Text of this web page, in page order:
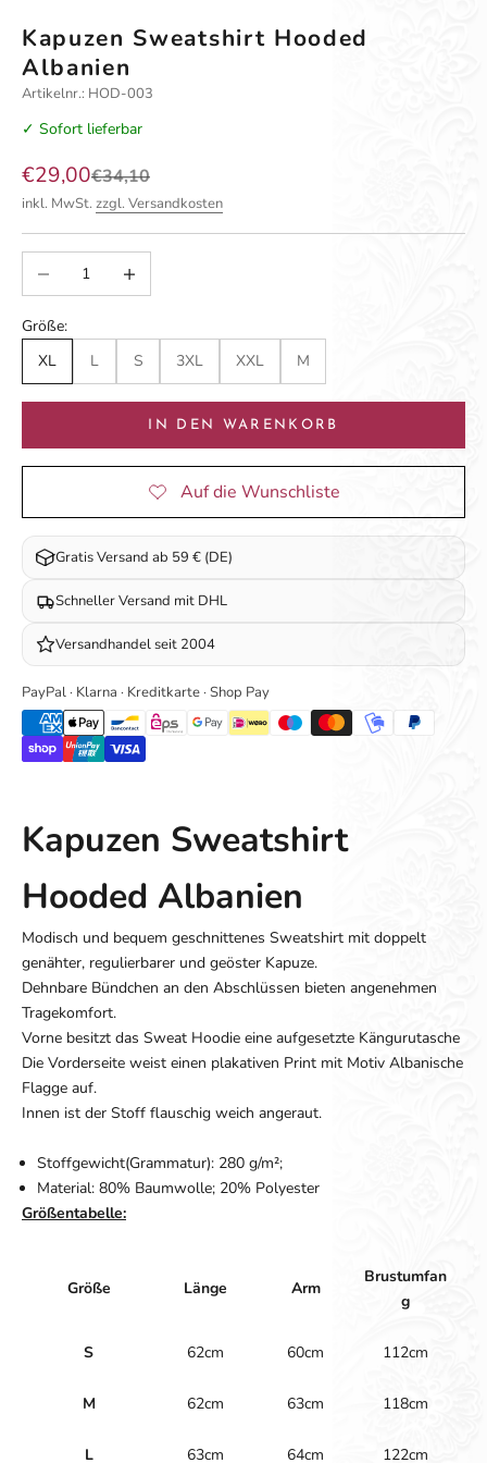
Kapuzen Sweatshirt Hooded
Albanien
Artikelnr.: HOD-003
✓ Sofort lieferbar
Angebot
€29,00Regulärer Preis
€34,10
inkl. MwSt. zzgl. Versandkosten
Anzahl verringernAnzahl erhöhen
Größe:
XL
L S 3XL XXL M
IN DEN WARENKORB
Gratis Versand ab 59 € (DE)
Schneller Versand mit DHL
Versandhandel seit 2004
PayPal · Klarna · Kreditkarte · Shop Pay
Kapuzen Sweatshirt
Hooded Albanien
Modisch und bequem geschnittenes Sweatshirt mit doppelt
genähter, regulierbarer und geöster Kapuze.
Dehnbare Bündchen an den Abschlüssen bieten angenehmen
Tragekomfort.
Vorne besitzt das Sweat Hoodie eine aufgesetzte Kängurutasche
Die Vorderseite weist einen plakativen Print mit Motiv Albanische
Flagge auf.
Innen ist der Stoff flauschig weich angeraut.
Stoffgewicht(Grammatur): 280 g/m²;
Material: 80% Baumwolle; 20% Polyester
Größentabelle:
Größe Länge Arm
Brustumfan
g
S 62cm 60cm 112cm
M 62cm 63cm 118cm
L 63cm 64cm 122cm